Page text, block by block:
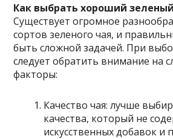
Как выбрать хороший
Существует огромное
сортов зеленого чая, и
быть сложной задачей. При
следует обратить внимание на
факторы:
Качество чая: лучше
качества, который не
искусственных добавок и